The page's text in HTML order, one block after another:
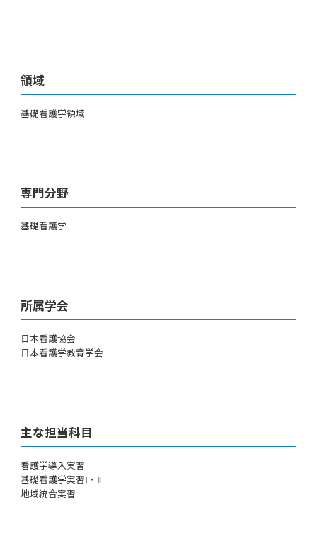
領域
基礎看護学領域
専門分野
基礎看護学
所属学会
日本看護協会
日本看護学教育学会
主な担当科目
看護学導入実習
基礎看護学実習Ⅰ・Ⅱ
地域統合実習